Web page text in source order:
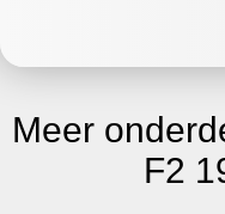
Meer
F2